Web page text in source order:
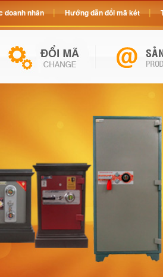
doanh nhân Hướng dẫn đổi mã két